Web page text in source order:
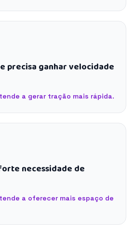
precisa ganhar velocidade
a gerar tração mais rápida.
necessidade de
a oferecer mais espaço de